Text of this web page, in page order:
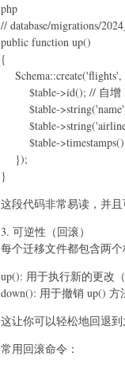
php
// database/migrations/
public function up()
{
$table->id(); // 自增
$table-
$table-
$table->timestamps();
});
}
这段代码非常易读，并且
3. 可逆性（回滚）
每个迁移文件都包含两个
up(): 用于执行新的更改
down(): 用于撤销 up() 方
这让你可以轻松地回退到
常用回滚命令：